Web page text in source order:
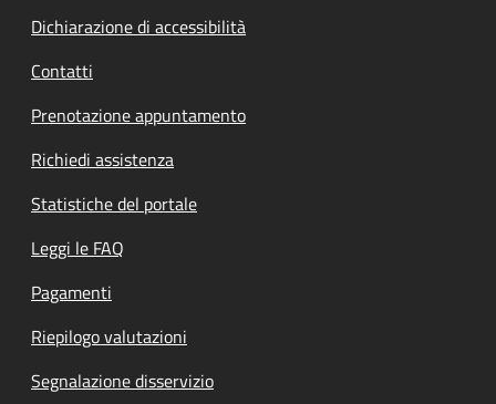
Dichiarazione di accessibilità
Contatti
Prenotazione appuntamento
Richiedi assistenza
Statistiche del portale
Leggi le FAQ
Pagamenti
Riepilogo valutazioni
Segnalazione disservizio